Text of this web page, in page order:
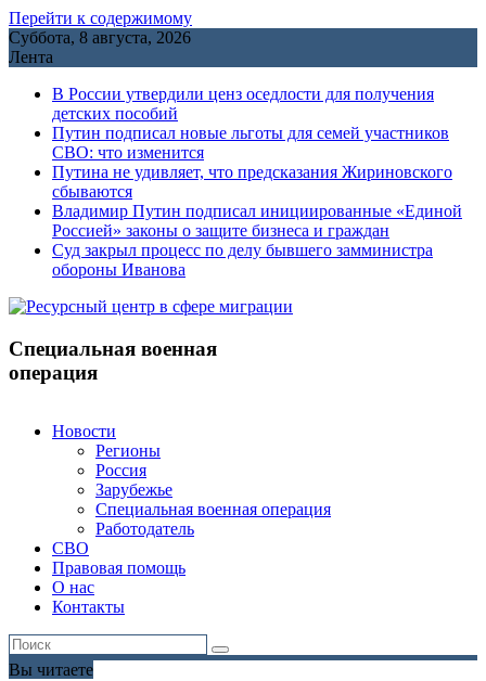
Перейти к содержимому
Суббота, 8 августа, 2026
Лента
В России утвердили ценз оседлости для получения
детских пособий
Путин подписал новые льготы для семей участников
СВО: что изменится
Путина не удивляет, что предсказания Жириновского
сбываются
Владимир Путин подписал инициированные «Единой
Россией» законы о защите бизнеса и граждан
Cуд закрыл процесс по делу бывшего замминистра
обороны Иванова
Специальная военная
операция
Новости
Регионы
Россия
Зарубежье
Специальная военная операция
Работодатель
СВО
Правовая помощь
О нас
Контакты
Вы читаете